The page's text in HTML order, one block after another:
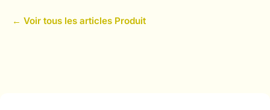
← Voir tous les articles Produit